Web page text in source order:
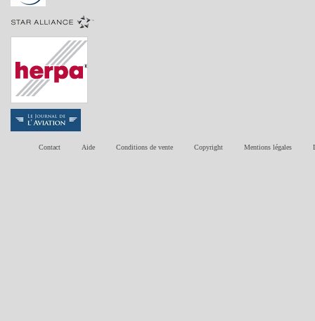
Contact Aide Conditions de vente Copyright Mentions légales